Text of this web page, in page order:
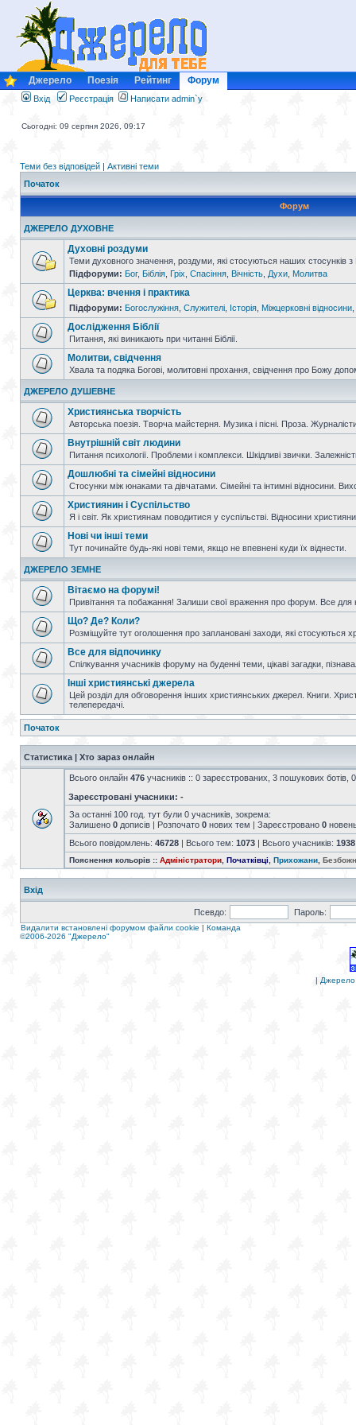
Джерело Поезія Рейтинг Форум
Вхід Реєстрація Написати admin`у
Сьогодні: 09 серпня 2026, 09:17
Теми без відповідей | Активні теми
Початок
Форум
ДЖЕРЕЛО ДУХОВНЕ
Духовні роздуми
Теми духовного значення, роздуми, які стосуються наших стосунків з
Підфоруми: Бог, Біблія Гріх Спасіння Вічність Духи Молитва
Церква: вчення і практика
Підфоруми: Богослужіння Служителі Історія Міжцерковні відносини
Дослідження Біблії
Питання, які виникають при читанні Біблії.
Молитви, свідчення
Хвала та подяка Богові, молитовні прохання, свідчення про Божу
ДЖЕРЕЛО ДУШЕВНЕ
Християнська творчість
Авторська поезія. Творча майстерня. Музика і пісні. Проза.
Внутрішній світ людини
Питання психології. Проблеми і комплекси. Шкідливі звички.
Дошлюбні та сімейні відносини
Стосунки між юнаками та дівчатами. Сімейні та інтимні відносини.
Християнин і Суспільство
Я і світ. Як християнам поводитися у суспільстві. Відносини
Нові чи інші теми
Тут починайте будь-які нові теми, якщо не впевнені куди їх віднести.
ДЖЕРЕЛО ЗЕМНЕ
Вітаємо на форумі!
Привітання та побажання! Залиши свої враження про форум. Все для
Що? Де? Коли?
Розміщуйте тут оголошення про заплановані заходи, які стосуються
Все для відпочинку
Спілкування учасників форуму на буденні теми, цікаві загадки,
Інші християнські джерела
Цей розділ для обговорення інших християнських джерел. Книги.
телепередачі.
Початок
Статистика | Хто зараз онлайн
Всього онлайн 476 учасників :: 0 зареєстрованих, 3 пошукових ботів,
Зареєстровані учасники: -
За останні 100 год. тут були 0 учасників, зокрема:
Залишено 0 дописів | Розпочато 0 нових тем | Зареєстровано 0
Всього повідомлень: 46728 | Всього тем: 1073 | Всього учасників: 1938
Пояснення кольорів :: Адміністратори Початківці Прихожани
Вхід
Псевдо: Пароль:
Видалити встановлені форумом файли cookie | Команда
©2006-2026 "Джерело"
| Джерело